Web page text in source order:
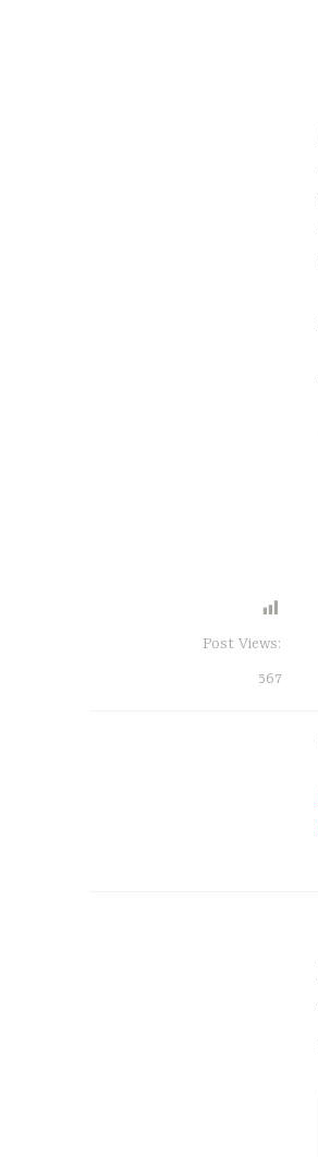
Post Views:
567